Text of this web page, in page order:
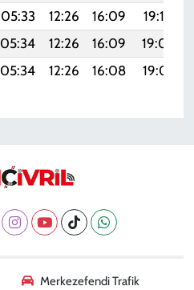
05:33 12:26 16:09 19:10
05:34 12:26 16:09 19:08
05:34 12:26 16:08 19:07
Merkezefendi Trafik